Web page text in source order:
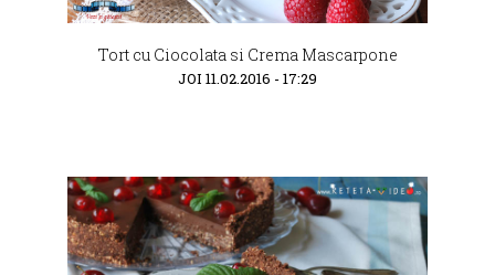
Tort cu Ciocolata si Crema Mascarpone
JOI 11.02.2016 - 17:29